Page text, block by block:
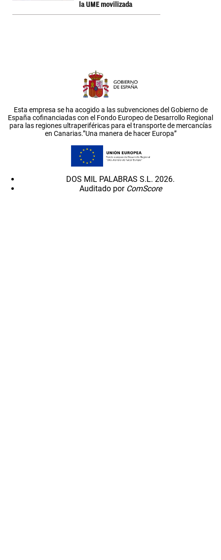
la UME movilizada
Esta empresa se ha acogido a las subvenciones del Gobierno de
España cofinanciadas con el Fondo Europeo de Desarrollo Regional
para las regiones ultraperiféricas para el transporte de mercancías
en Canarias.”Una manera de hacer Europa”
DOS MIL PALABRAS S.L. 2026.
Auditado por ComScore